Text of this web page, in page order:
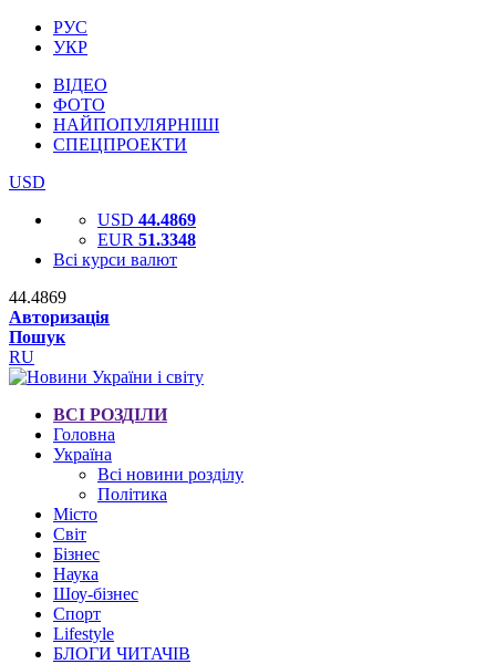
РУС
УКР
ВІДЕО
ФОТО
НАЙПОПУЛЯРНІШІ
СПЕЦПРОЕКТИ
USD
USD 44.4869
EUR 51.3348
Всі курси валют
44.4869
Авторизація
Пошук
RU
ВСІ РОЗДІЛИ
Головна
Україна
Всі новини розділу
Політика
Місто
Світ
Бізнес
Наука
Шоу-бізнес
Спорт
Lifestyle
БЛОГИ ЧИТАЧІВ